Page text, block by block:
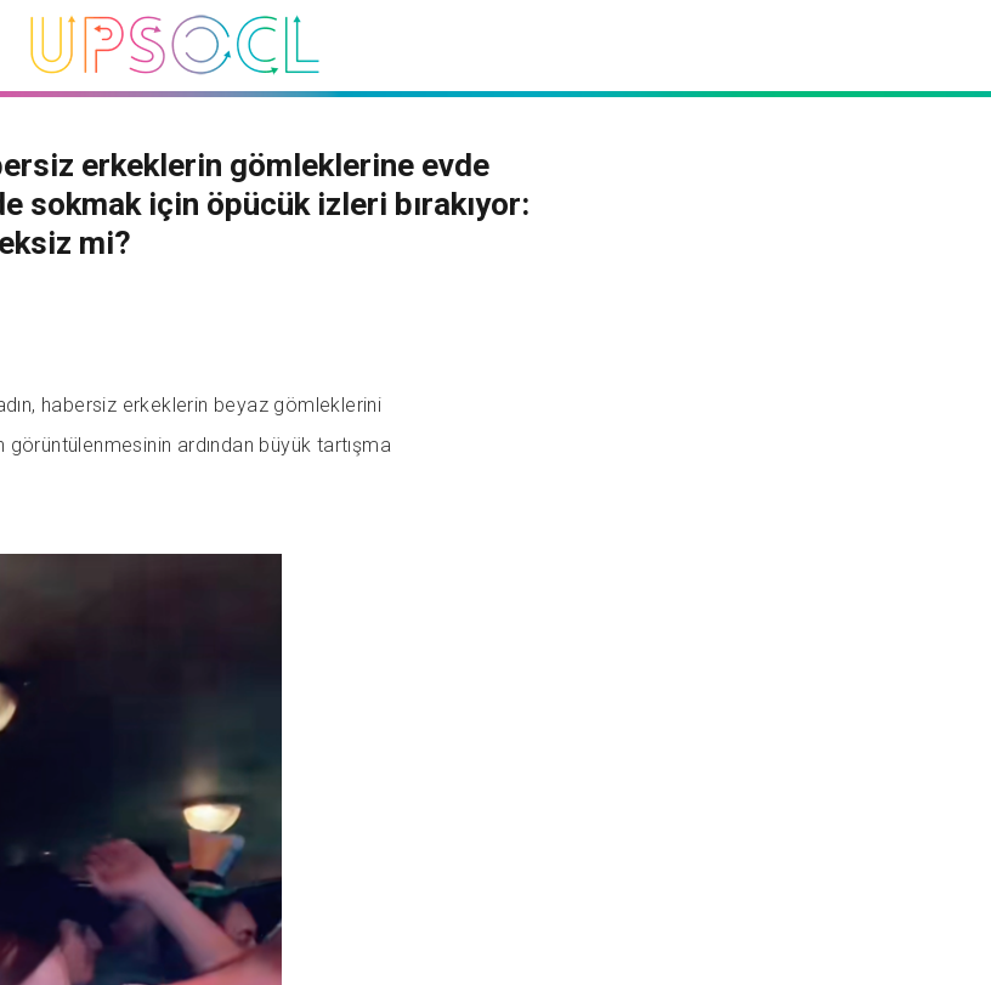
erkeklerin gömleklerine evde
sokmak için öpücük izleri bırakıyor:
mi?
habersiz erkeklerin beyaz gömleklerini
görüntülenmesinin ardından büyük tartışma